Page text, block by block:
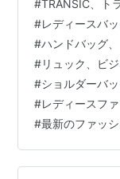
でご安心してお
入りの商品が有
ますので、どう
ジネスバッグ。
ジネス仕様のブ
働く女性に向け
#TRANSIC、ト
#レディースバ
#ハンドバッグ
#リュック、ビ
#ショルダーバ
#レディースフ
#最新のファッ